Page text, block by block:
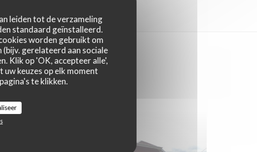
leiden tot de verzameling
standaard geïnstalleerd.
worden gebruikt om
gerelateerd aan sociale
Klik op 'OK, accepteer alle',
keuzes op elk moment
te klikken.